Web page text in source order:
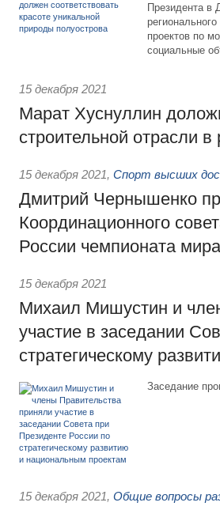
Президента в
проектов по
социальные
15 декабря 2021
Марат Хуснуллин
строительной отрасли
15 декабря 2021, Спорт высших
Дмитрий Чернышенко
Координационного
России чемпионата
15 декабря 2021
Михаил Мишустин и
участие в заседании
стратегическому
Заседание
15 декабря 2021, Общие вопросы